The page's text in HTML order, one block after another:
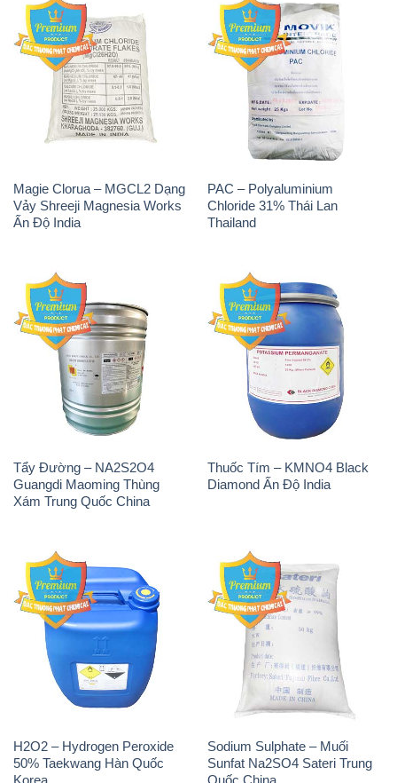
Magie Clorua – MGCL2 Dạng
Vảy Shreeji Magnesia Works
Ấn Độ India
PAC – Polyaluminium
Chloride 31% Thái Lan
Thailand
Tẩy Đường – NA2S2O4
Guangdi Maoming Thùng
Xám Trung Quốc China
Thuốc Tím – KMNO4 Black
Diamond Ấn Độ India
H2O2 – Hydrogen Peroxide
50% Taekwang Hàn Quốc
Korea
Sodium Sulphate – Muối
Sunfat Na2SO4 Sateri Trung
Quốc China